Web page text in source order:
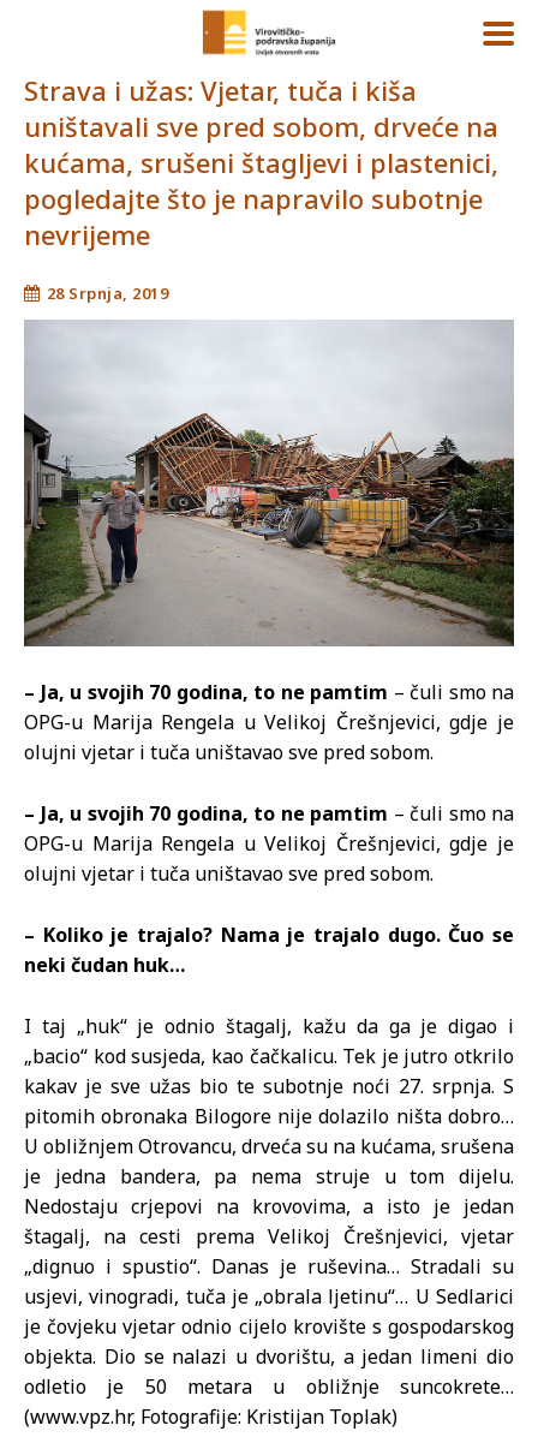
Strava i užas: Vjetar, tuča i kiša
uništavali sve pred sobom, drveće na
kućama, srušeni štagljevi i plastenici,
pogledajte što je napravilo subotnje
nevrijeme
28 Srpnja, 2019
– Ja, u svojih 70 godina, to ne pamtim – čuli smo na
OPG-u Marija Rengela u Velikoj Črešnjevici, gdje je
olujni vjetar i tuča uništavao sve pred sobom.
– Ja, u svojih 70 godina, to ne pamtim – čuli smo na
OPG-u Marija Rengela u Velikoj Črešnjevici, gdje je
olujni vjetar i tuča uništavao sve pred sobom.
– Koliko je trajalo? Nama je trajalo dugo. Čuo se
neki čudan huk…
I taj „huk“ je odnio štagalj, kažu da ga je digao i
„bacio“ kod susjeda, kao čačkalicu. Tek je jutro otkrilo
kakav je sve užas bio te subotnje noći 27. srpnja. S
pitomih obronaka Bilogore nije dolazilo ništa dobro…
U obližnjem Otrovancu, drveća su na kućama, srušena
je jedna bandera, pa nema struje u tom dijelu.
Nedostaju crjepovi na krovovima, a isto je jedan
štagalj, na cesti prema Velikoj Črešnjevici, vjetar
„dignuo i spustio“. Danas je ruševina… Stradali su
usjevi, vinogradi, tuča je „obrala ljetinu“… U Sedlarici
je čovjeku vjetar odnio cijelo krovište s gospodarskog
objekta. Dio se nalazi u dvorištu, a jedan limeni dio
odletio je 50 metara u obližnje suncokrete…
(www.vpz.hr, Fotografije: Kristijan Toplak)